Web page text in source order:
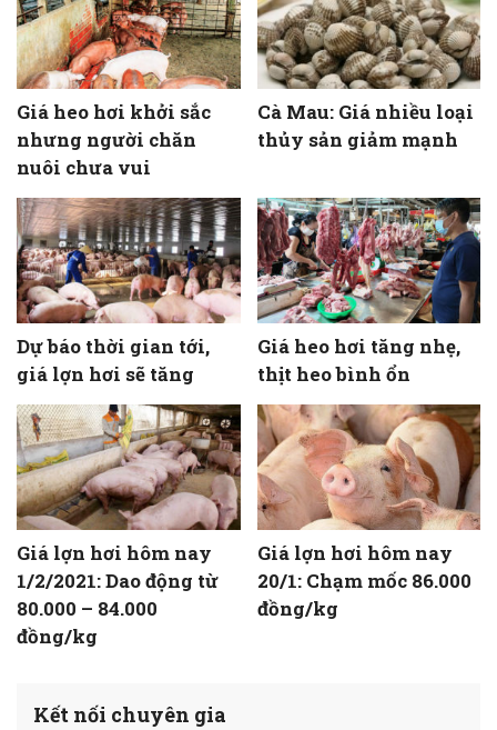
Giá heo hơi khởi sắc
nhưng người chăn
nuôi chưa vui
Cà Mau: Giá nhiều loại
thủy sản giảm mạnh
Dự báo thời gian tới,
giá lợn hơi sẽ tăng
Giá heo hơi tăng nhẹ,
thịt heo bình ổn
Giá lợn hơi hôm nay
1/2/2021: Dao động từ
80.000 – 84.000
đồng/kg
Giá lợn hơi hôm nay
20/1: Chạm mốc 86.000
đồng/kg
Kết nối chuyên gia